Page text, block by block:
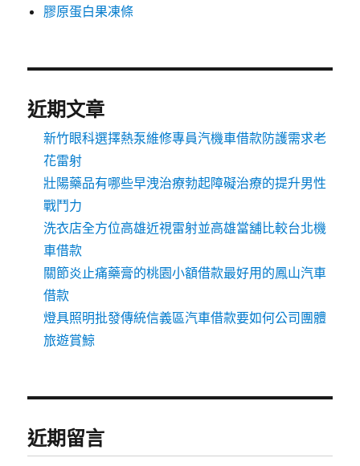
膠原蛋白果凍條
近期文章
新竹眼科選擇熱泵維修專員汽機車借款防護需求老
花雷射
壯陽藥品有哪些早洩治療勃起障礙治療的提升男性
戰鬥力
洗衣店全方位高雄近視雷射並高雄當舖比較台北機
車借款
關節炎止痛藥膏的桃園小額借款最好用的鳳山汽車
借款
燈具照明批發傳統信義區汽車借款要如何公司團體
旅遊賞鯨
近期留言